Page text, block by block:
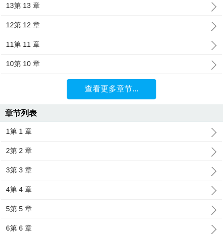
13第 13 章
12第 12 章
11第 11 章
10第 10 章
查看更多章节...
章节列表
1第 1 章
2第 2 章
3第 3 章
4第 4 章
5第 5 章
6第 6 章